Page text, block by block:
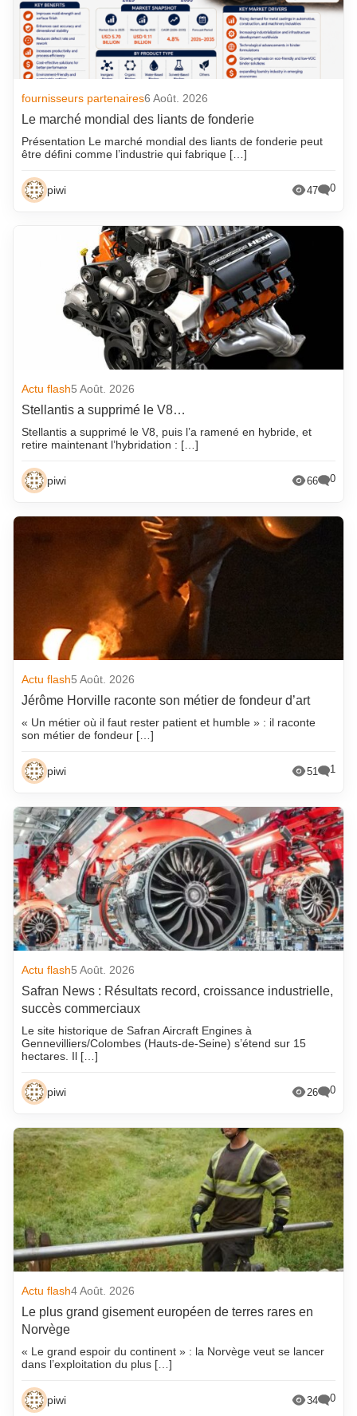
fournisseurs partenaires6 Août. 2026
Le marché mondial des liants de fonderie
Présentation Le marché mondial des liants de fonderie peut
être défini comme l’industrie qui fabrique […]
piwi 47 0
Actu flash5 Août. 2026
Stellantis a supprimé le V8…
Stellantis a supprimé le V8, puis l’a ramené en hybride, et
retire maintenant l’hybridation : […]
piwi 66 0
Actu flash5 Août. 2026
Jérôme Horville raconte son métier de fondeur d’art
« Un métier où il faut rester patient et humble » : il raconte
son métier de fondeur […]
piwi 51 1
Actu flash5 Août. 2026
Safran News : Résultats record, croissance industrielle,
succès commerciaux
Le site historique de Safran Aircraft Engines à
Gennevilliers/Colombes (Hauts-de-Seine) s’étend sur 15
hectares. Il […]
piwi 26 0
Actu flash4 Août. 2026
Le plus grand gisement européen de terres rares en
Norvège
« Le grand espoir du continent » : la Norvège veut se lancer
dans l’exploitation du plus […]
piwi 34 0